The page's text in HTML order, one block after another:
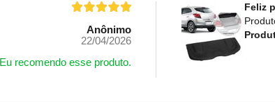
Anônimo
22/04/2026
Eu recomendo esse produto.
Feliz